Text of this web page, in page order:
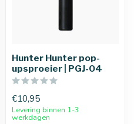
Hunter Hunter pop-
upsproeier | PGJ-04
€10,95
Levering binnen 1-3
werkdagen